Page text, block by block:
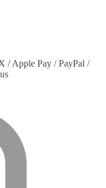
/ Apple Pay / PayPal /